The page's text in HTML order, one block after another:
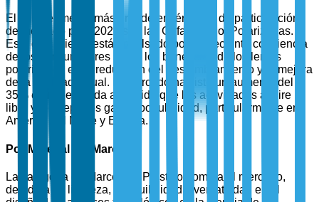
El sub-segmento más grande en términos de participación
de mercado para 2025 son las Gafas de Sol Polarizadas.
Este crecimiento está impulsado por la creciente conciencia
de los consumidores sobre los beneficios de los lentes
polarizados en la reducción del deslumbramiento y la mejora
de la claridad visual. El mercado ha visto un aumento del
35% en la demanda a medida que las actividades al aire
libre y los deportes ganan popularidad, particularmente en
América del Norte y Europa.
Por Material del Marco
La categoría de Marcos de Plástico domina el mercado,
debido a su ligereza, asequibilidad y versatilidad en el